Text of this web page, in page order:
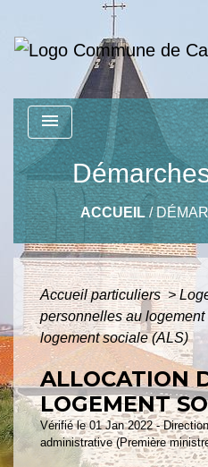
menu
ACCUEIL/
Accueil particuliers>
personnelles au logement
logement sociale (ALS)
ALLOCATION
LOGEMENT
Vérifié le 01 Jan 2022 -
administrative (Première